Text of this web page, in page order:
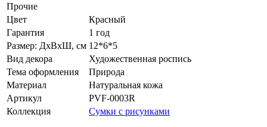
Прочие
Цвет
Красный
Гарантия
1 год
Размер: ДхВхШ, см 12*6*5
Вид декора
Художественная роспись
Тема оформления
Природа
Материал
Натуральная кожа
Артикул
PVF-0003R
Коллекция
Сумки с рисунками